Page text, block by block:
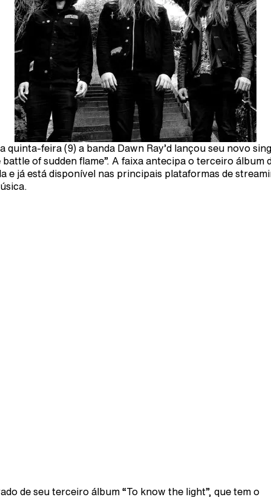
quinta-feira (9) a banda Dawn Ray’d lançou seu novo
battle of sudden flame”. A faixa antecipa o terceiro álbum
e já está disponível nas principais plataformas de
de seu terceiro álbum “To know the light”, que tem o